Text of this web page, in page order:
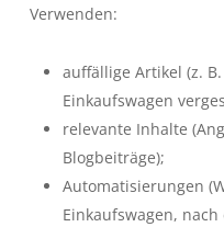
Verwenden:
auffällige Artikel (z.
Einkaufswagen
relevante Inhalte
Blogbeiträge);
Automatisierungen
Einkaufswagen, nach